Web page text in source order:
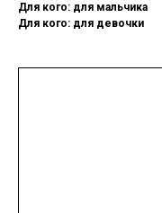
Для кого: для мальчика
Для кого: для девочки